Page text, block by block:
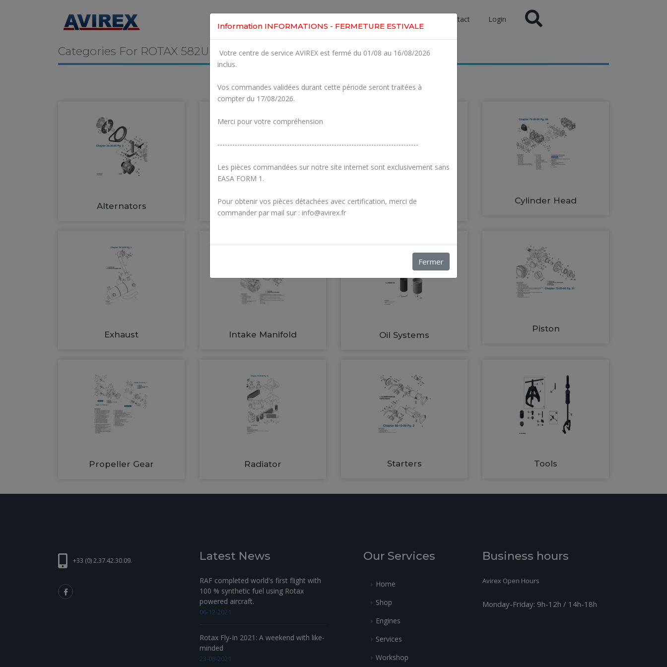
Contact Login
Categories For ROTAX 582UL
Alternators Carburetors Crankcase
Cylinder Head
Exhaust Intake Manifold Oil Systems
Piston
Propeller Gear Radiator Starters Tools
+33 (0) 2.37.42.30.09. Latest News
RAF completed world's first flight with
100 % synthetic fuel using Rotax
powered aircraft.
06-12-2021
Rotax Fly-In 2021: A weekend with like-
minded
23-08-2021
Our Services
Home
Shop
Engines
Services
Workshop
Business hours
Avirex Open Hours
Monday-Friday: 9h-12h / 14h-18h
Information INFORMATIONS - FERMETURE ESTIVALE
Votre centre de service AVIREX est fermé du 01/08 au 16/08/2026
inclus.
Vos commandes validées durant cette période seront traitées à
compter du 17/08/2026.
Merci pour votre compréhension
---------------------------------------------------------------------------------
Les pièces commandées sur notre site internet sont exclusivement sans
EASA FORM 1.
Pour obtenir vos pièces détachées avec certification, merci de
commander par mail sur : info@avirex.fr
Fermer